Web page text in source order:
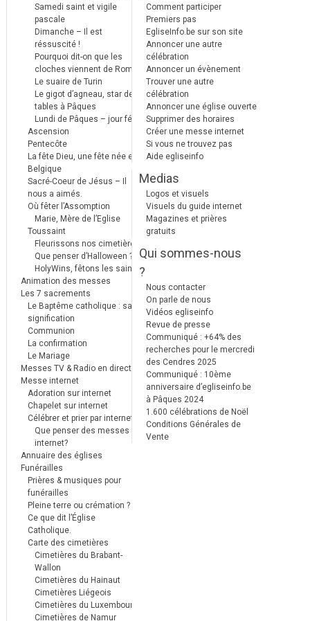
Samedi saint et vigile
pascale
Dimanche – Il est
réssuscité !
Pourquoi dit-on que les
cloches viennent de Rome ?
Le suaire de Turin
Le gigot d’agneau, star des
tables à Pâques
Lundi de Pâques – jour férié
Ascension
Pentecôte
La fête Dieu, une fête née en
Belgique
Sacré-Coeur de Jésus – Il
nous a aimés.
Où fêter l’Assomption
Marie, Mère de l’Eglise
Toussaint
Fleurissons nos cimetières
Que penser d’Halloween ?
HolyWins, fêtons les saints !
Animation des messes
Les 7 sacrements
Le Baptême catholique : sa
signification
Communion
La confirmation
Le Mariage
Messes TV & Radio en direct
Messe internet
Adoration sur internet
Chapelet sur internet
Célébrer et prier par internet
Que penser des messes
internet?
Annuaire des églises
Funérailles
Prières & musiques pour
funérailles
Pleine terre ou crémation ?
Ce que dit l’Église
Catholique.
Carte des cimetières
Cimetières du Brabant-
Wallon
Cimetières du Hainaut
Cimetières Liégeois
Cimetières du Luxembourg
Cimetières de Namur
Comment participer
Premiers pas
EgliseInfo.be sur son site
Annoncer une autre
célébration
Annoncer un évènement
Trouver une autre
célébration
Annoncer une église ouverte
Supprimer des horaires
Créer une messe internet
Si vous ne trouvez pas
Aide egliseinfo
Medias
Logos et visuels
Visuels du guide internet
Magazines et prières
gratuits
Qui sommes-nous
?
Nous contacter
On parle de nous
Vidéos egliseinfo
Revue de presse
Communiqué : +64% des
recherches pour le mercredi
des Cendres 2025
Communiqué : 10ème
anniversaire d’egliseinfo.be
à Pâques 2024
1.600 célébrations de Noël
Conditions Générales de
Vente